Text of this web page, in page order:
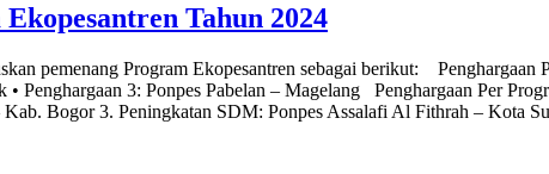
Tahun 2024
pemenang Program Ekopesantren sebagai berikut: Penghargaan
Penghargaan 3: Ponpes Pabelan – Magelang Penghargaan Per
Bogor 3. Peningkatan SDM: Ponpes Assalafi Al Fithrah – Kota